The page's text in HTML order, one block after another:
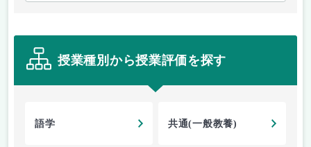
授業種別から授業評価を探す
語学 共通(一般教養)